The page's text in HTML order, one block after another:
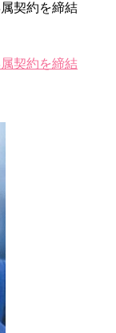
契約を締結
契約を締結